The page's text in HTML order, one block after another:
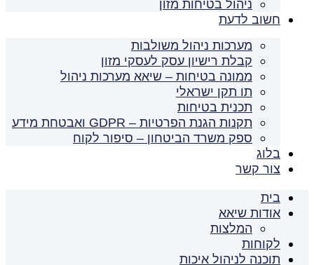
ניהול בטיחות מזון
חשוב לדעת
מערכות ניהול משולבות
קבלת רישיון עסק לעסקי מזון
ממונה בטיחות – שיאא מערכות ניהול
תו תקן ישראלי
תכנית בטיחות
תקנות הגנת הפרטיות – GDPR ואבטחת מידע
ספק משרד הביטחון – סיפור לקוח
בלוג
צור קשר
בית
אודות שיאא
המלצות
לקוחות
תוכנה לניהול איכות